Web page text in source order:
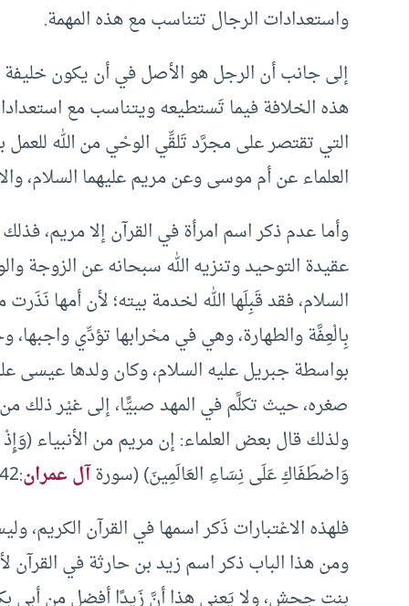
واستعدادات الرجال تتناسب مع هذه المهمة.
إلى جانب أن الرجل هو الأصل في أن يكون
هذه الخلافة فيما تَستطيعه ويتناسب مع
التي تقتصر على مجرَّد تَلقِّي الوحْي من الله للعمل
العلماء عن أم موسى وعن مريم عليهما السلام،
وأما عدم ذكر اسم امرأة في القرآن إلا مريم،
عقيدة التوحيد وتنزيه الله سبحانه عن الزوجة
السلام، فقد قَبِلَها الله لخدمة بيته؛ لأن أمها
بِالْعِفَّة والطهارة، وهي في محْرابها تؤدِّي واجبها،
بواسطة جبريل عليه السلام، وكان ولدها عيسى
صغره، حيث تكلَّم في المهد صبيًّا، إلى غيْر ذلك
ولذلك قال بعض العلماء: إن مريم من الأنبياء
وَاصْطَفَاكِ عَلَى نِسَاءِ العَالَمِينَ) (سورةآل عمران:42).
فلهذه الاعْتبارات ذَكر اسمها في القرآن
ومن هذا الباب ذكر اسم زيد بن حارثة في القرآن
بنت جحش، ولا يَعنى هذا أنَّ زَيدًا أفضل من أبي